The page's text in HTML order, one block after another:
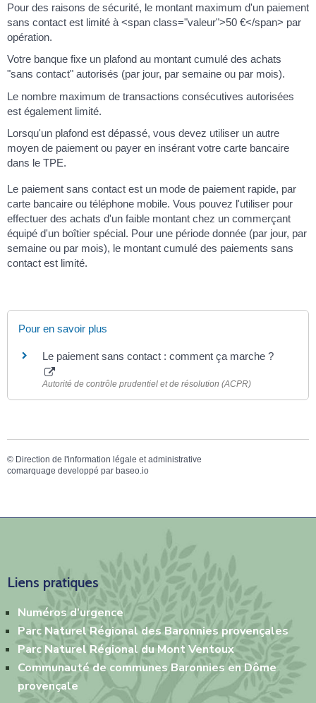
Pour des raisons de sécurité, le montant maximum d'un paiement
sans contact est limité à <span class="valeur">50 €</span> par
opération.
Votre banque fixe un plafond au montant cumulé des achats
"sans contact" autorisés (par jour, par semaine ou par mois).
Le nombre maximum de transactions consécutives autorisées
est également limité.
Lorsqu'un plafond est dépassé, vous devez utiliser un autre
moyen de paiement ou payer en insérant votre carte bancaire
dans le TPE.
Le paiement sans contact est un mode de paiement rapide, par
carte bancaire ou téléphone mobile. Vous pouvez l'utiliser pour
effectuer des achats d'un faible montant chez un commerçant
équipé d'un boîtier spécial. Pour une période donnée (par jour, par
semaine ou par mois), le montant cumulé des paiements sans
contact est limité.
Pour en savoir plus
Le paiement sans contact : comment ça marche ?
Autorité de contrôle prudentiel et de résolution (ACPR)
© Direction de l'information légale et administrative
comarquage developpé par baseo.io
Liens pratiques
Numérosd’urgence
Parc Naturel Régional des Baronnies provençales
Parc Naturel Régional du Mont Ventoux
Communauté de communes Baronnies en Dôme
provençale